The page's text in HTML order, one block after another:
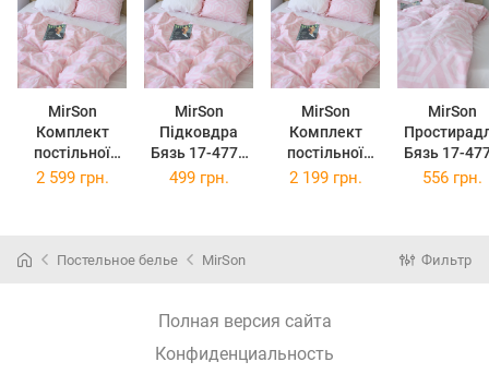
MirSon
Комплект
постільної
білизни Бязь
MirSon
Підковдра
Бязь 17-4771
Grenoble 110 x
MirSon
Комплект
постільної
білизни Бязь
MirSon
Бязь 17-
Grenoble
2 599 грн. 499 грн. 2 199 грн. 556 грн.
Постельное белье MirSon Фильтр
Полная версия сайта
Конфиденциальность